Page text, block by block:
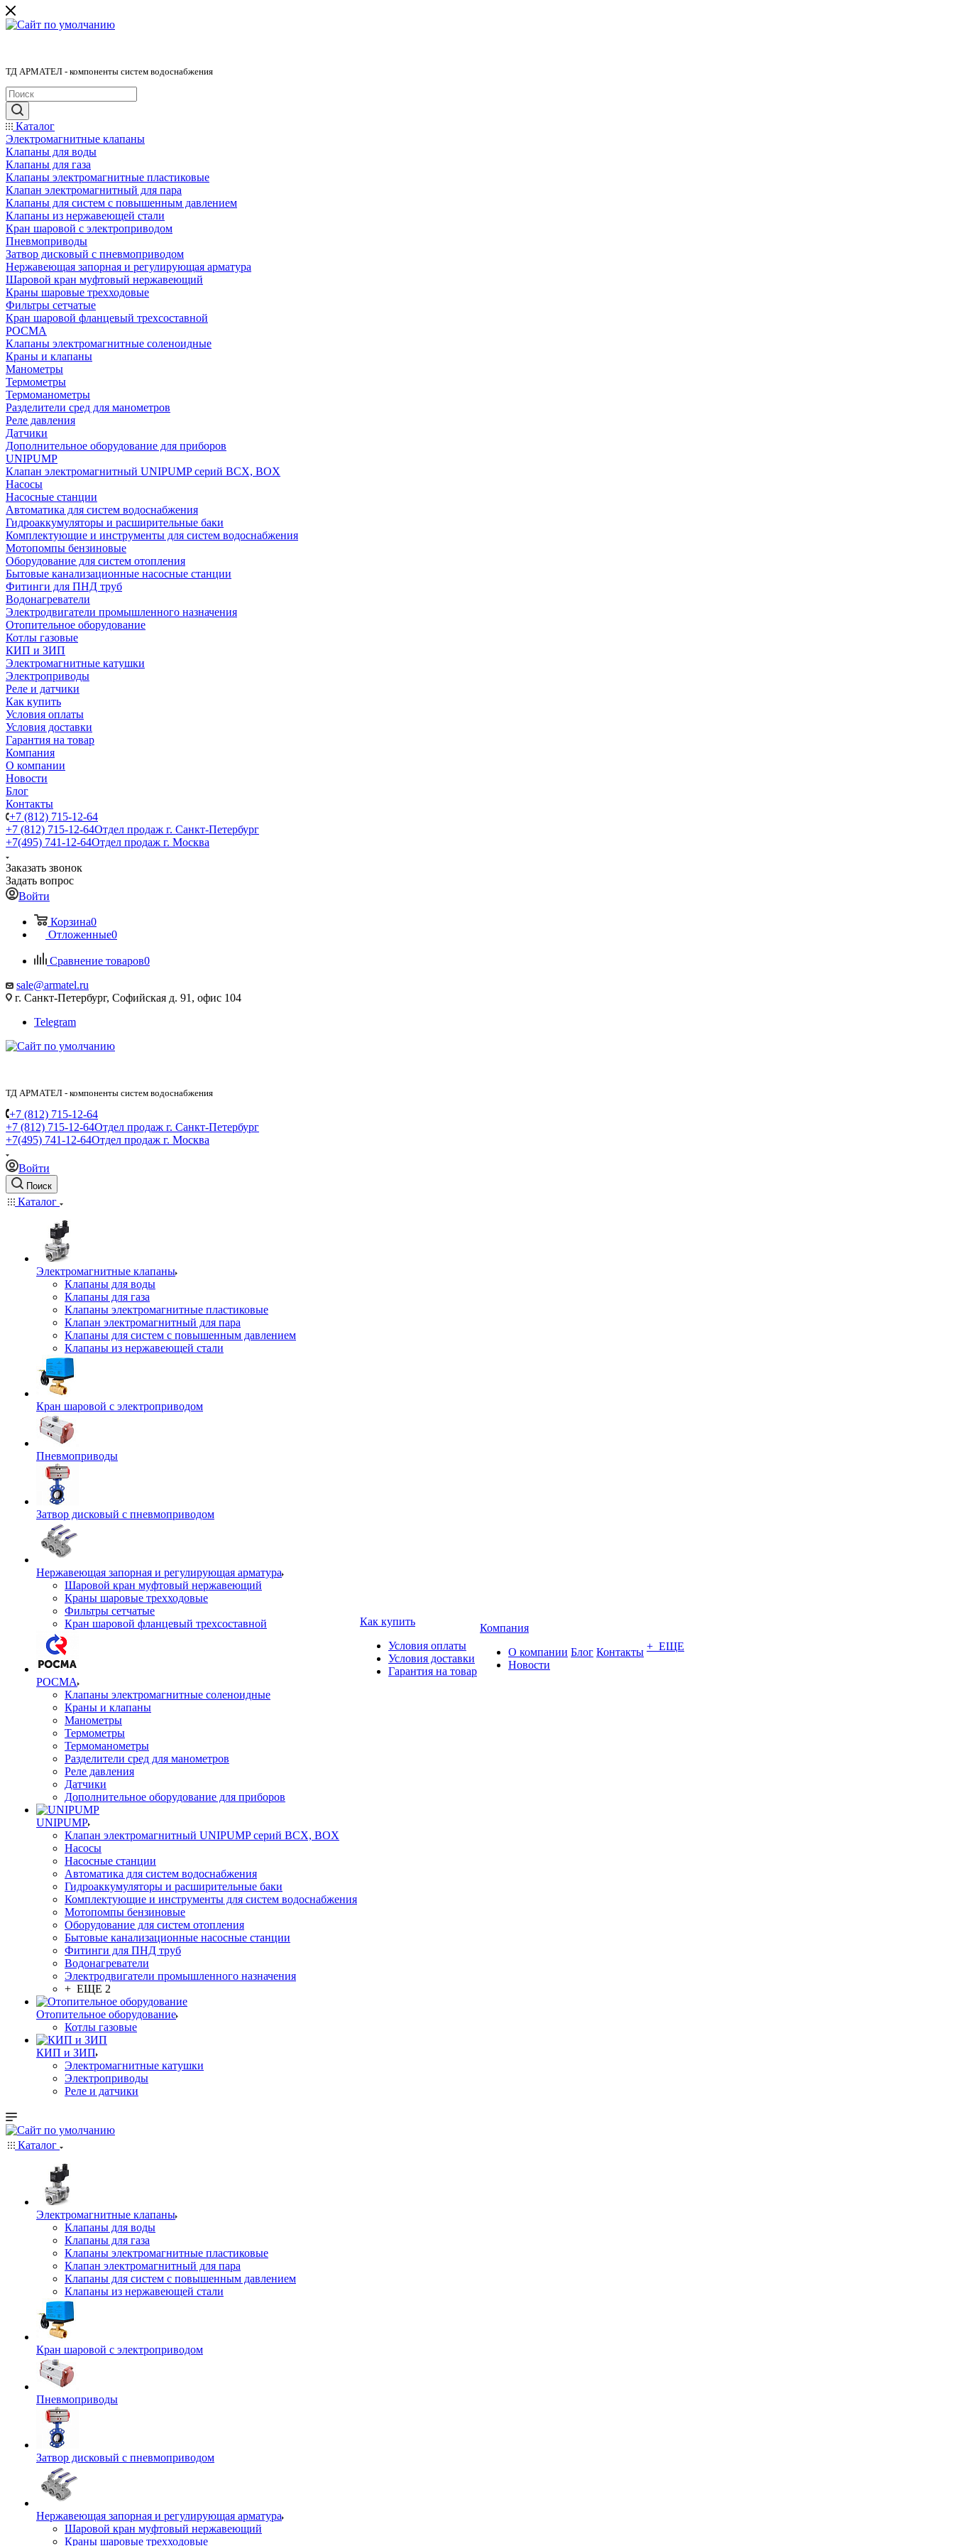
ТД АРМАТЕЛ - компоненты систем водоснабжения
Каталог
Электромагнитные клапаны
Клапаны для воды
Клапаны для газа
Клапаны электромагнитные пластиковые
Клапан электромагнитный для пара
Клапаны для систем с повышенным давлением
Клапаны из нержавеющей стали
Кран шаровой с электроприводом
Пневмоприводы
Затвор дисковый с пневмоприводом
Нержавеющая запорная и регулирующая арматура
Шаровой кран муфтовый нержавеющий
Краны шаровые трехходовые
Фильтры сетчатые
Кран шаровой фланцевый трехсоставной
РОСМА
Клапаны электромагнитные соленоидные
Краны и клапаны
Манометры
Термометры
Термоманометры
Разделители сред для манометров
Реле давления
Датчики
Дополнительное оборудование для приборов
UNIPUMP
Клапан электромагнитный UNIPUMP серий BCX, BOX
Насосы
Насосные станции
Автоматика для систем водоснабжения
Гидроаккумуляторы и расширительные баки
Комплектующие и инструменты для систем водоснабжения
Мотопомпы бензиновые
Оборудование для систем отопления
Бытовые канализационные насосные станции
Фитинги для ПНД труб
Водонагреватели
Электродвигатели промышленного назначения
Отопительное оборудование
Котлы газовые
КИП и ЗИП
Электромагнитные катушки
Электроприводы
Реле и датчики
Как купить
Условия оплаты
Условия доставки
Гарантия на товар
Компания
О компании
Новости
Блог
Контакты
+7 (812) 715-12-64
+7 (812) 715-12-64Отдел продаж г. Санкт-Петербург
+7(495) 741-12-64Отдел продаж г. Москва
Заказать звонок
Задать вопрос
Войти
Корзина0
Отложенные0
Сравнение товаров0
sale@armatel.ru
г. Санкт-Петербург, Софийская д. 91, офис 104
Telegram
ТД АРМАТЕЛ - компоненты систем водоснабжения
+7 (812) 715-12-64
+7 (812) 715-12-64Отдел продаж г. Санкт-Петербург
+7(495) 741-12-64Отдел продаж г. Москва
Войти
Поиск
Каталог
Электромагнитные клапаны
Клапаны для воды
Клапаны для газа
Клапаны электромагнитные пластиковые
Клапан электромагнитный для пара
Клапаны для систем с повышенным давлением
Клапаны из нержавеющей стали
Кран шаровой с электроприводом
Пневмоприводы
Затвор дисковый с пневмоприводом
Нержавеющая запорная и регулирующая арматура
Шаровой кран муфтовый нержавеющий
Краны шаровые трехходовые
Фильтры сетчатые
Кран шаровой фланцевый трехсоставной
РОСМА
Клапаны электромагнитные соленоидные
Краны и клапаны
Манометры
Термометры
Термоманометры
Разделители сред для манометров
Реле давления
Датчики
Дополнительное оборудование для приборов
UNIPUMP
Клапан электромагнитный UNIPUMP серий BCX, BOX
Насосы
Насосные станции
Автоматика для систем водоснабжения
Гидроаккумуляторы и расширительные баки
Комплектующие и инструменты для систем водоснабжения
Мотопомпы бензиновые
Оборудование для систем отопления
Бытовые канализационные насосные станции
Фитинги для ПНД труб
Водонагреватели
Электродвигатели промышленного назначения
+ ЕЩЕ 2
Отопительное оборудование
Котлы газовые
КИП и ЗИП
Электромагнитные катушки
Электроприводы
Реле и датчики
Как купить
Условия оплаты
Условия доставки
Гарантия на товар
Компания
О компании
Новости
Блог Контакты + ЕЩЕ
Каталог
Электромагнитные клапаны
Клапаны для воды
Клапаны для газа
Клапаны электромагнитные пластиковые
Клапан электромагнитный для пара
Клапаны для систем с повышенным давлением
Клапаны из нержавеющей стали
Кран шаровой с электроприводом
Пневмоприводы
Затвор дисковый с пневмоприводом
Нержавеющая запорная и регулирующая арматура
Шаровой кран муфтовый нержавеющий
Краны шаровые трехходовые